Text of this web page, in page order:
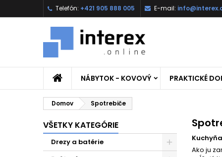
Telefón: +421 905 888 005 E-mail:
NÁBYTOK - KOVOVÝ PRAKTICKÉ
Domov Spotrebiče
VŠETKY KATEGÓRIE
Drezy a batérie
Ako ju